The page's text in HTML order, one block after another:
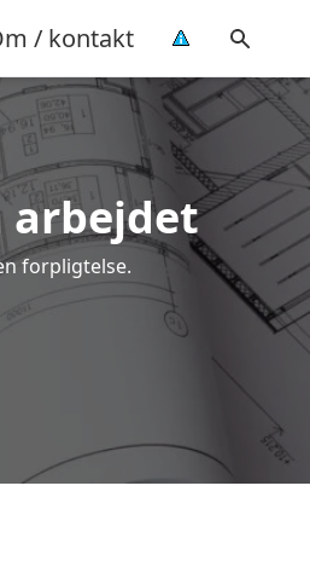
/ kontakt
arbejdet
forpligtelse.